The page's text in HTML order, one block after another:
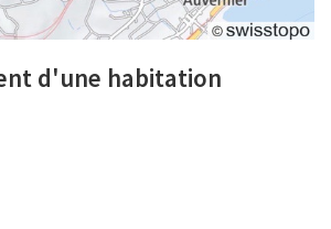
d'une habitation